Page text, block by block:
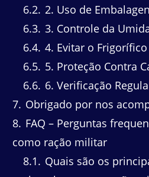
6.2 2. Uso de
6.3 3. Controle da
6.4 4. Evitar o Frigorífico
6.5 5. Proteção Contra
6.6 6. Verificação
7 Obrigado por nos
8 FAQ – Perguntas
como ração militar
8.1
Quais são os